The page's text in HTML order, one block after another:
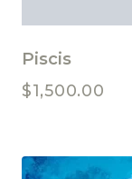
Piscis
$1,500.00